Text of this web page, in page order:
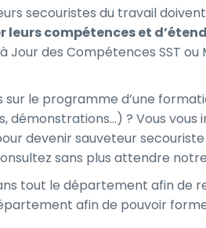
secouristes du travail
leurs compétences et
Jour des Compétences SST
sur le programme d’une
démonstrations…) ? Vous vous
devenir sauveteur secouriste
sans plus attendre
tout le département afin
afin de pouvoir